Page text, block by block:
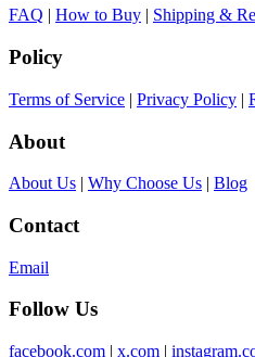
FAQ | How to Buy | Shipping &
Policy
Terms of Service | Privacy Policy |
About
About Us | Why Choose Us | Blog
Contact
Email
Follow Us
facebook.com | x.com |